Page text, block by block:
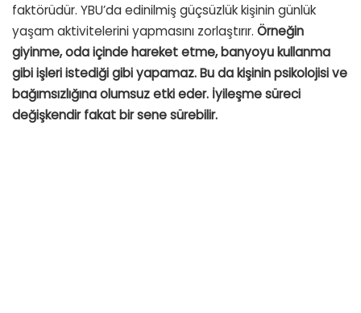
faktörüdür. YBU’da edinilmiş güçsüzlük kişinin günlük
yaşam aktivitelerini yapmasını zorlaştırır. Örneğin
giyinme, oda içinde hareket etme, banyoyu kullanma
gibi işleri istediği gibi yapamaz. Bu da kişinin psikolojisi ve
bağımsızlığına olumsuz etki eder. İyileşme süreci
değişkendir fakat bir sene sürebilir.